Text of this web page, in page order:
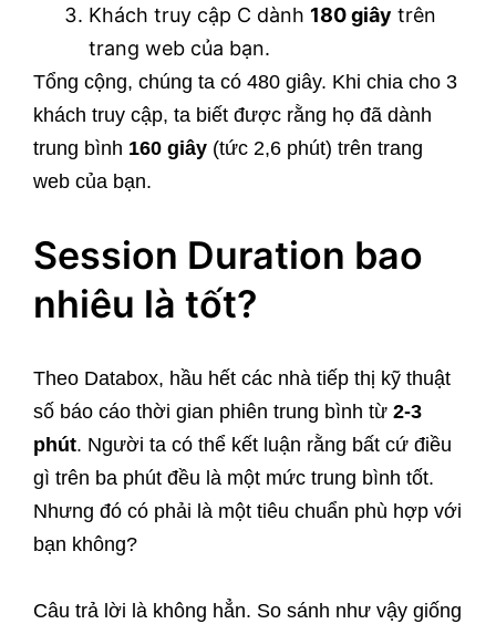
Khách truy cập C dành 180 giây trên
trang web của bạn.
Tổng cộng, chúng ta có 480 giây. Khi chia cho 3
khách truy cập, ta biết được rằng họ đã dành
trung bình 160 giây (tức 2,6 phút) trên trang
web của bạn.
Session Duration bao
nhiêu là tốt?
Theo Databox, hầu hết các nhà tiếp thị kỹ thuật
số báo cáo thời gian phiên trung bình từ 2-3
phút. Người ta có thể kết luận rằng bất cứ điều
gì trên ba phút đều là một mức trung bình tốt.
Nhưng đó có phải là một tiêu chuẩn phù hợp với
bạn không?
Câu trả lời là không hẳn. So sánh như vậy giống